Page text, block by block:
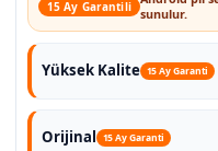
15 Ay Garantili sunulur.
Yüksek Kalite 15 Ay Garanti
Orijinal 15 Ay Garanti